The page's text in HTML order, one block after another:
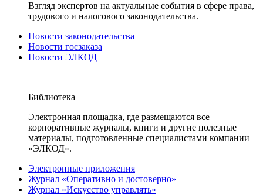
Взгляд экспертов на актуальные события в сфере права,
трудового и налогового законодательства.
Новости законодательства
Новости госзаказа
Новости ЭЛКОД
Библиотека
Электронная площадка, где размещаются все
корпоративные журналы, книги и другие полезные
материалы, подготовленные специалистами компании
«ЭЛКОД».
Электронные приложения
Журнал «Оперативно и достоверно»
Журнал «Искусство управлять»